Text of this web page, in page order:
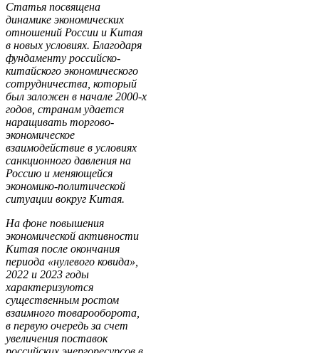
Статья посвящена
динамике экономических
отношений России и Китая
в новых условиях. Благодаря
фундаменту российско-
китайского экономического
сотрудничества, который
был заложен в начале 2000-х
годов, странам удается
наращивать торгово-
экономическое
взаимодействие в условиях
санкционного давления на
Россию и меняющейся
экономико-политической
ситуации вокруг Китая.
На фоне повышения
экономической активности
Китая после окончания
периода «нулевого ковида»,
2022 и 2023 годы
характеризуются
существенным ростом
взаимного товарооборота,
в первую очередь за счет
увеличения поставок